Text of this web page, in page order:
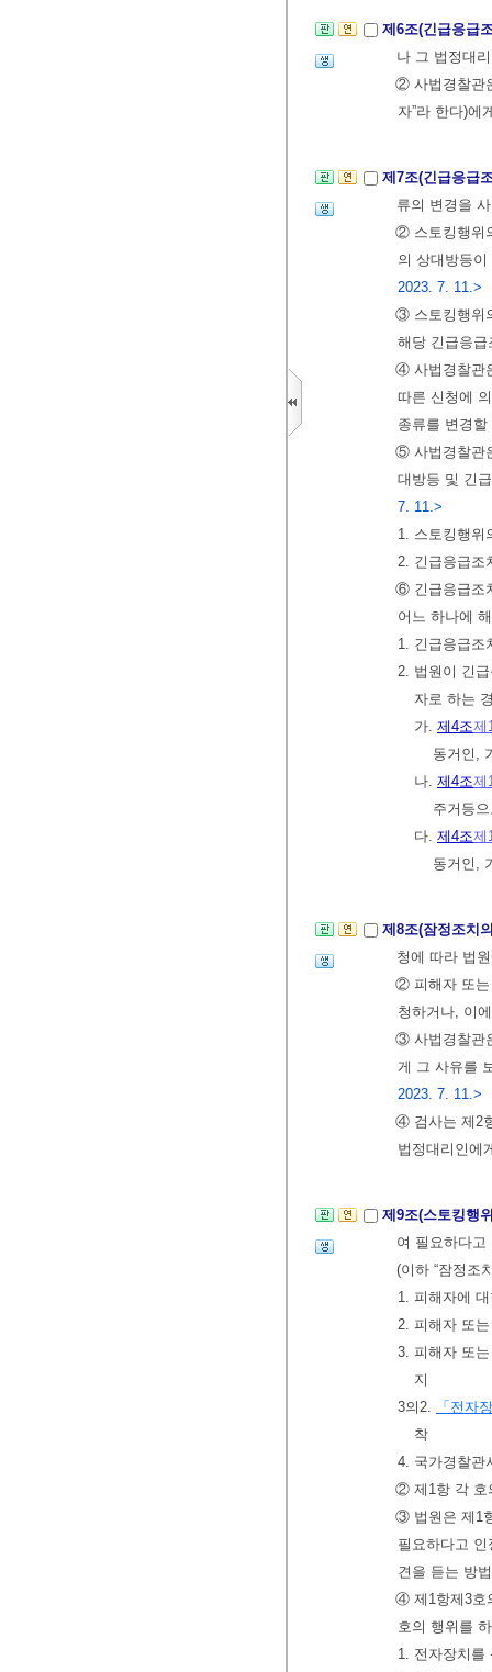
제6조(긴급응급
나 그 법정대
② 사법경찰관
자”라 한다)에
제7조(긴급응급
류의 변경을
② 스토킹행위
의 상대방등
2023. 7. 11.>
③ 스토킹행위
해당 긴급응
④ 사법경찰관
따른 신청에
종류를 변경
⑤ 사법경찰관
대방등 및 긴
7. 11.>
1. 스토킹행위
2. 긴급응급조
⑥ 긴급응급조
어느 하나에
1. 긴급응급조
2. 법원이 긴
자로 하는
가. 제4조제
동거인,
나. 제4조제
주거등
다. 제4조제
동거인,
제8조(잠정조치
청에 따라 법
② 피해자 또는
청하거나, 이
③ 사법경찰관
게 그 사유를
2023. 7. 11.>
④ 검사는 제2
법정대리인에
제9조(스토킹행
여 필요하다
(이하 “잠정조
1. 피해자에
2. 피해자 또
3. 피해자 또
지
3의2.
「전자
착
4. 국가경찰관
② 제1항 각 호
③ 법원은 제1
필요하다고
견을 듣는 방
④ 제1항제3호
호의 행위를
1. 전자장치를